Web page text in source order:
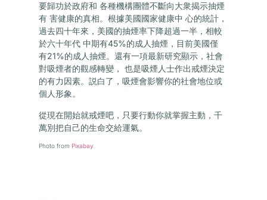
要歸功於政府和 各種機構團體不斷向大衆揭示抽煙
有 害健康的真相。根據美國國家健康中 心的統計，
過去四十年來，美國的抽煙率下降超過一半，相較
於六十年代 中期有45%的成人抽煙，目前美國僅
有21%的成人抽煙。還有一項最新研究顯示，社會
對吸煙者的觀感轉變， 也是吸煙人士作出戒煙決定
的有力因素。説白了，吸煙會影響你的社會地位或
個人形象。
從現在開始就戒煙吧，只要行動你就掌握主動，千
萬別把自己的生命交給運氣。
Photo from Pixabay